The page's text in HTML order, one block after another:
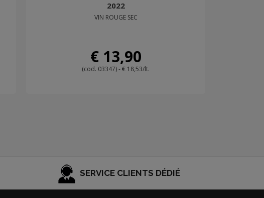
2022
VIN ROUGE SEC
€ 13,90
(cod. 03347) - € 18,53/lt.
SERVICE CLIENTS DÉDIÉ